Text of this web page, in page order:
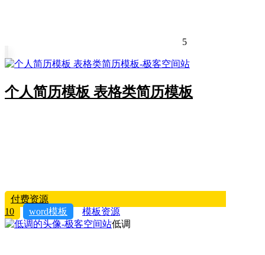
5
个人简历模板 表格类简历模板
付费资源
10
word模板
模板资源
低调